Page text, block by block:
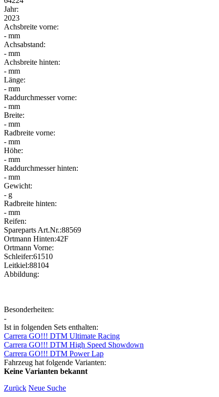
Jahr:
2023
Achsbreite vorne:
- mm
Achsabstand:
- mm
Achsbreite hinten:
- mm
Länge:
- mm
Raddurchmesser vorne:
- mm
Breite:
- mm
Radbreite vorne:
- mm
Höhe:
- mm
Raddurchmesser hinten:
- mm
Gewicht:
- g
Radbreite hinten:
- mm
Reifen:
Spareparts Art.Nr.:88569
Ortmann Hinten:42F
Ortmann Vorne:
Schleifer:61510
Leitkiel:88104
Abbildung:
Besonderheiten:
-
Ist in folgenden Sets enthalten:
Carrera GO!!! DTM Ultimate Racing
Carrera GO!!! DTM High Speed Showdown
Carrera GO!!! DTM Power Lap
Fahrzeug hat folgende Varianten:
Keine Varianten bekannt
Zurück Neue Suche